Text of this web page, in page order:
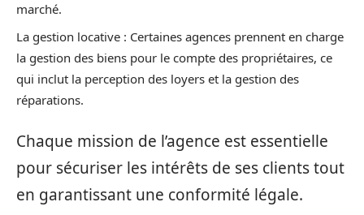
marché.
La gestion locative : Certaines agences prennent en charge
la gestion des biens pour le compte des propriétaires, ce
qui inclut la perception des loyers et la gestion des
réparations.
Chaque mission de l’agence est essentielle
pour sécuriser les intérêts de ses clients tout
en garantissant une conformité légale.